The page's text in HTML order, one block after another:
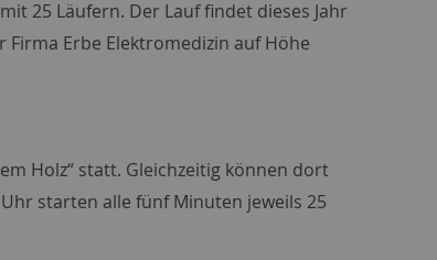
25 Läufern. Der Lauf findet dieses Jahr
Erbe Elektromedizin auf Höhe
Holz“ statt. Gleichzeitig können dort
starten alle fünf Minuten jeweils 25